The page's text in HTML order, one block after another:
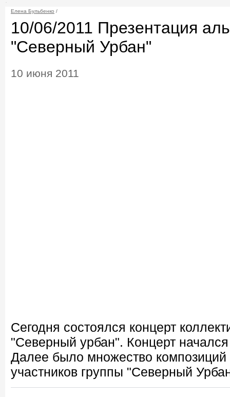
Елена Бульбенко /
10/06/2011 Презентация
"Северный Урбан"
10 июня 2011
Сегодня состоялся концерт
"Северный урбан". Концерт
Далее было множество композиций
участников группы "Северный